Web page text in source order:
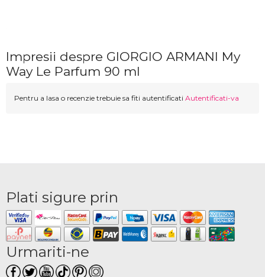
Impresii despre GIORGIO ARMANI My
Way Le Parfum 90 ml
Pentru a lasa o recenzie trebuie sa fiti autentificati Autentificati-va
Plati sigure prin
Urmariti-ne